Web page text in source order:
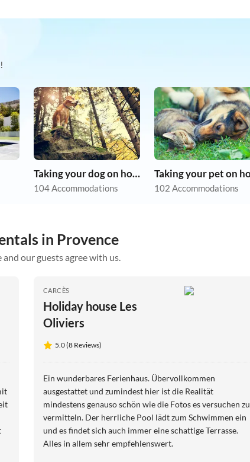
Taking your dog on holiday
104 Accommodations 102 Accommodations
in Provence
our guests agree with us.
CARCÈS
Holiday house Les
Oliviers
5.0 (8 Reviews)
Ein wunderbares Ferienhaus. Übervollkommen
ausgestattet und zumindest hier ist die Realität
mindestens genauso schön wie die Fotos es versuchen zu
vermitteln. Der herrliche Pool lädt zum Schwimmen ein
und es findet sich auch immer eine schattige Terrasse.
Alles in allem sehr empfehlenswert.